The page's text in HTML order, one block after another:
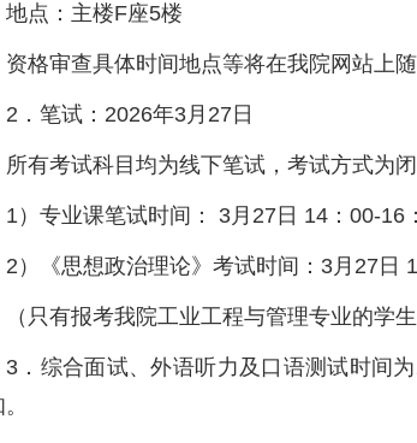
地点：主楼F座5楼
资格审查具体时间地点等将在我院网站上随
2．笔试：2026年3月27日
所有考试科目均为线下笔试，考试方式为闭
1）专业课笔试时间： 3月27日 14：00-16
2）《思想政治理论》考试时间：3月27日
（只有报考我院工业工程与管理专业的学
3．综合面试、外语听力及口语测试时间